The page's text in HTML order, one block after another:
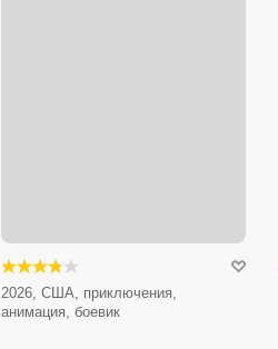
2026, США, приключения,
анимация, боевик